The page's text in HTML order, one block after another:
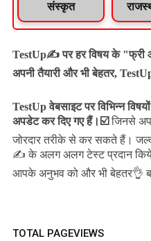
संस्कृत
TestUp✍️ पर हर विषय के
अपनी तैयारी और भी बेहतर,
TestUp वेबसाइट पर विभिन्न
अपडेट कर दिए गए हैं। ☑️ जिनसे
जोरदार तरीके से कर सकते हैं।
✍️ के अलग अलग टेस्ट प्रदान
आपके अनुभव को और भी बेहतर👌
TOTAL PAGEVIEWS